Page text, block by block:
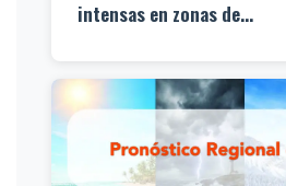
intensas en zonas de...